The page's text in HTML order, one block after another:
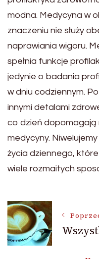
modna. Medycyna w
znaczeniu nie służy
naprawiania wigoru.
spełnia funkcje
jedynie o badania
w dniu codziennym.
innymi detalami
co dzień dopomagają
medycyny.
życia dziennego,
wiele rozmaitych
wpisu